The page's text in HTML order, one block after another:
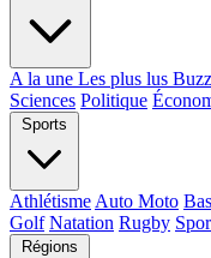
A la une Les plus lus Buzz
Sciences Politique
Sports
Athlétisme Auto Moto
Golf Natation Rugby
Régions